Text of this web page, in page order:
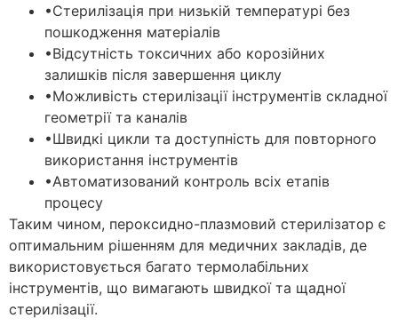
•Стерилізація при низькій температурі без
пошкодження матеріалів
•Відсутність токсичних або корозійних
залишків після завершення циклу
•Можливість стерилізації інструментів складної
геометрії та каналів
•Швидкі цикли та доступність для повторного
використання інструментів
•Автоматизований контроль всіх етапів
процесу
Таким чином, пероксидно-плазмовий стерилізатор є
оптимальним рішенням для медичних закладів, де
використовується багато термолабільних
інструментів, що вимагають швидкої та щадної
стерилізації.